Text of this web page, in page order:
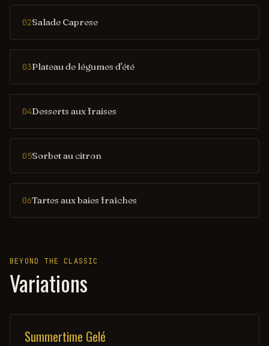
02Salade Caprese
03Plateau de légumes d'été
04Desserts aux fraises
05Sorbet au citron
06Tartes aux baies fraîches
BEYOND THE CLASSIC
Variations
Summertime Gelé